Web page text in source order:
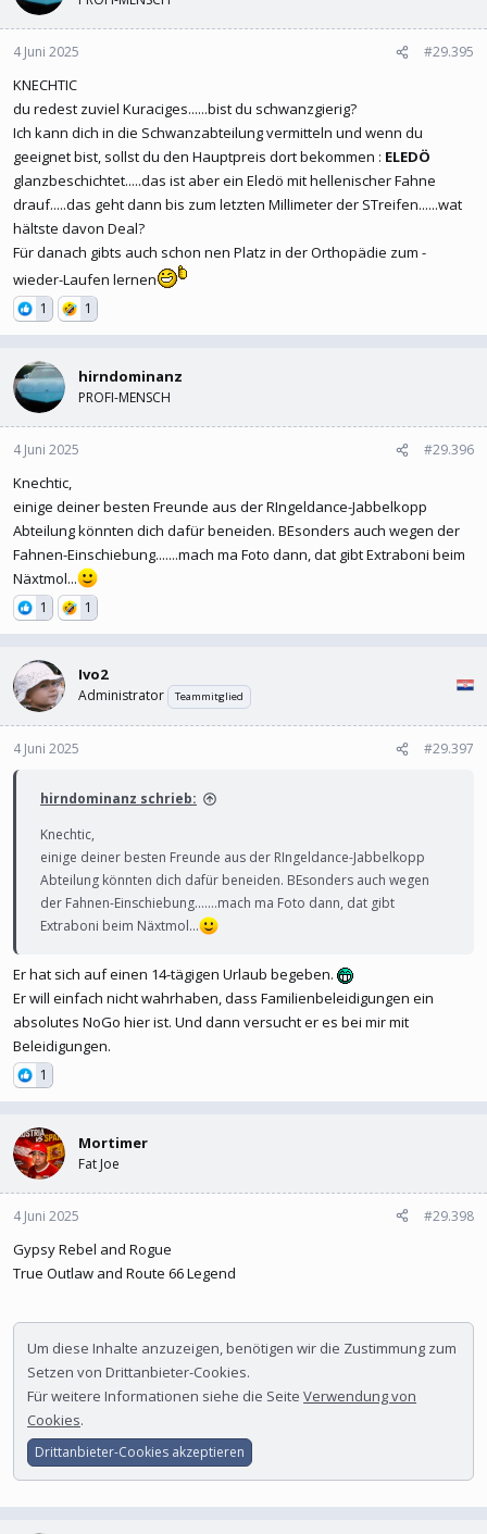
4 Juni 2025 #29.395
KNECHTIC
du redest zuviel Kuraciges......bist du schwanzgierig?
Ich kann dich in die Schwanzabteilung vermitteln und wenn du
geeignet bist, sollst du den Hauptpreis dort bekommen : ELEDÖ
glanzbeschichtet.....das ist aber ein Eledö mit hellenischer Fahne
drauf.....das geht dann bis zum letzten Millimeter der STreifen......wat
hältste davon Deal?
Für danach gibts auch schon nen Platz in der Orthopädie zum -
wieder-Laufen lernen
1 1
hirndominanz
PROFI-MENSCH
4 Juni 2025 #29.396
Knechtic,
einige deiner besten Freunde aus der RIngeldance-Jabbelkopp
Abteilung könnten dich dafür beneiden. BEsonders auch wegen der
Fahnen-Einschiebung.......mach ma Foto dann, dat gibt Extraboni beim
Näxtmol...
1 1
Ivo2
Administrator Teammitglied
4 Juni 2025 #29.397
hirndominanz schrieb:
Knechtic,
einige deiner besten Freunde aus der RIngeldance-Jabbelkopp
Abteilung könnten dich dafür beneiden. BEsonders auch wegen
der Fahnen-Einschiebung.......mach ma Foto dann, dat gibt
Extraboni beim Näxtmol...
Er hat sich auf einen 14-tägigen Urlaub begeben.
Er will einfach nicht wahrhaben, dass Familienbeleidigungen ein
absolutes NoGo hier ist. Und dann versucht er es bei mir mit
Beleidigungen.
1
Mortimer
Fat Joe
4 Juni 2025 #29.398
Gypsy Rebel and Rogue
True Outlaw and Route 66 Legend
Um diese Inhalte anzuzeigen, benötigen wir die Zustimmung zum
Setzen von Drittanbieter-Cookies.
Für weitere Informationen siehe die Seite Verwendung von
Cookies.
Drittanbieter-Cookies akzeptieren